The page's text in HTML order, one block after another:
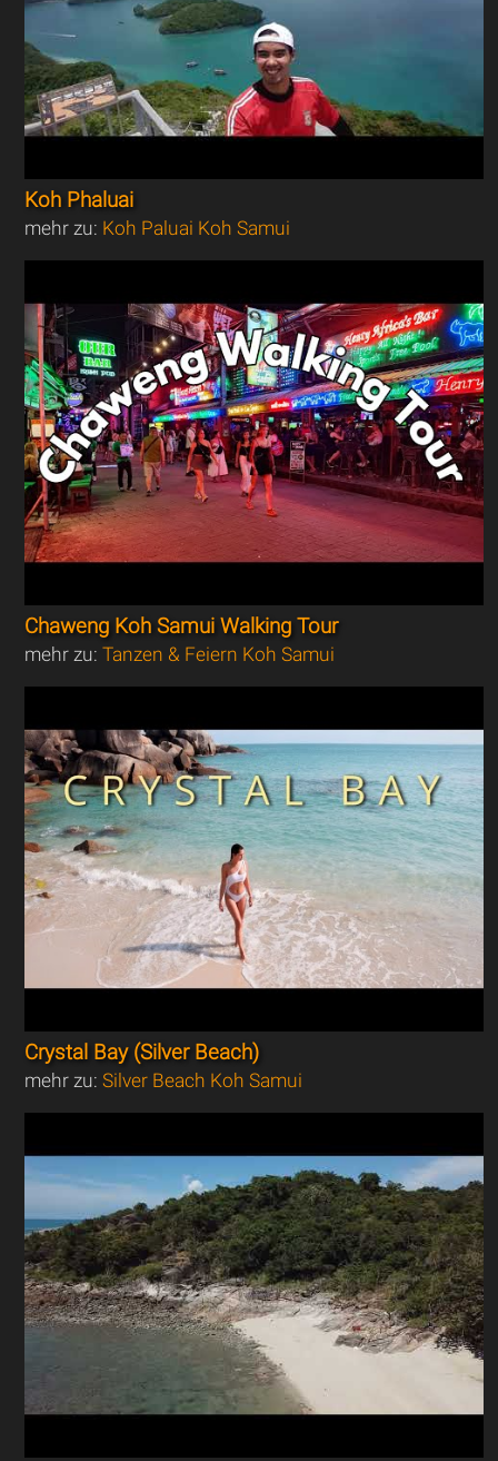
Koh Phaluai
mehr zu: Koh Paluai Koh Samui
Chaweng Koh Samui Walking Tour
mehr zu:Tanzen & Feiern Koh Samui
Crystal Bay (Silver Beach)
mehr zu:Silver Beach Koh Samui